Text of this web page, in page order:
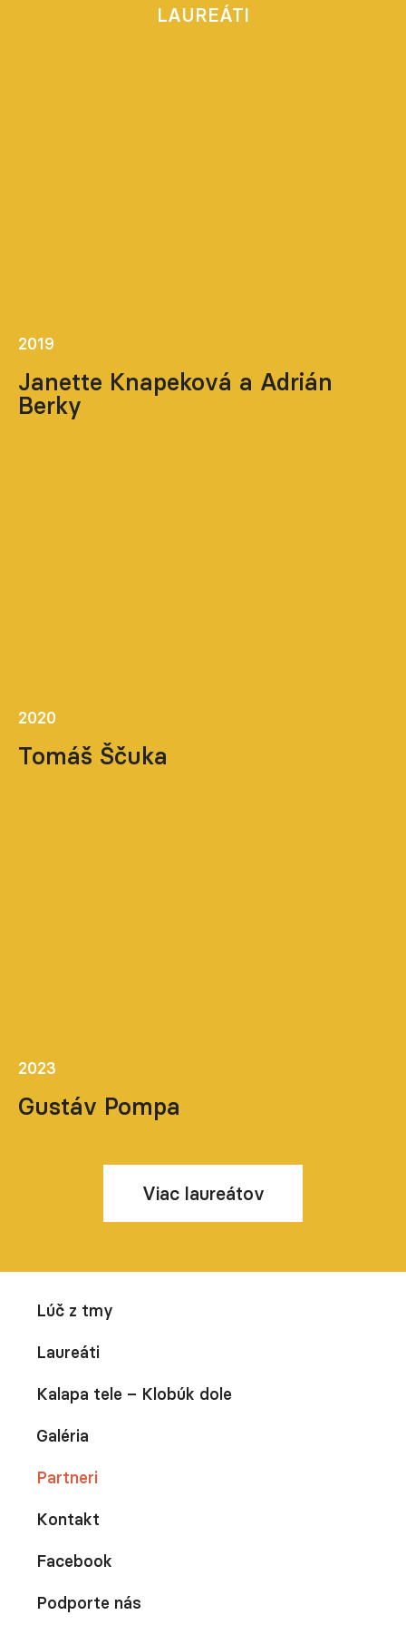
LAUREÁTI
2019
Janette Knapeková a Adrián
Berky
2020
Tomáš Ščuka
2023
Gustáv Pompa
Viac laureátov
Lúč z tmy
Laureáti
Kalapa tele – Klobúk dole
Galéria
Partneri
Kontakt
Facebook
Podporte nás